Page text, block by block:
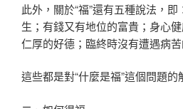
此外，關於“福”還有五種說法，
生；有錢又有地位的富貴；身心
仁厚的好德；臨終時沒有遭遇病苦
這些都是對“什麼是福”這個問題的